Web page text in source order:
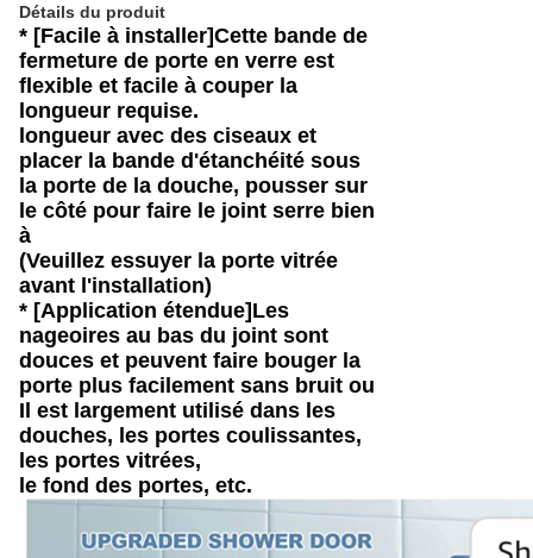
Détails du produit
* [Facile à installer]Cette bande de
fermeture de porte en verre est
flexible et facile à couper la
longueur requise.
longueur avec des ciseaux et
placer la bande d'étanchéité sous
la porte de la douche, pousser sur
le côté pour faire le joint serre bien
à
(Veuillez essuyer la porte vitrée
avant l'installation)
* [Application étendue]Les
nageoires au bas du joint sont
douces et peuvent faire bouger la
porte plus facilement sans bruit ou
Il est largement utilisé dans les
douches, les portes coulissantes,
les portes vitrées,
le fond des portes, etc.